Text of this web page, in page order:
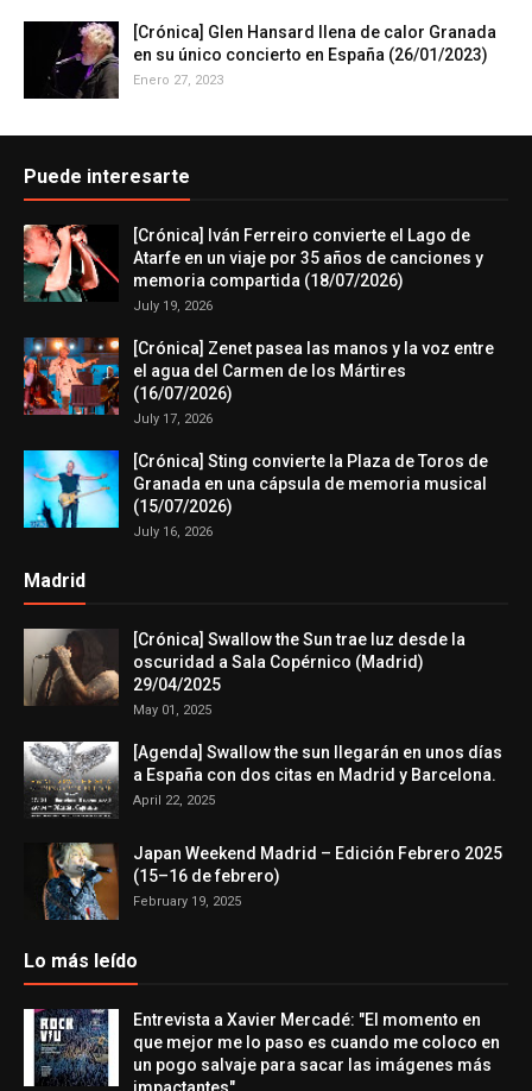
[Crónica] Glen Hansard llena de calor Granada
en su único concierto en España (26/01/2023)
Enero 27, 2023
Puede interesarte
[Crónica] Iván Ferreiro convierte el Lago de
Atarfe en un viaje por 35 años de canciones y
memoria compartida (18/07/2026)
July 19, 2026
[Crónica] Zenet pasea las manos y la voz entre
el agua del Carmen de los Mártires
(16/07/2026)
July 17, 2026
[Crónica] Sting convierte la Plaza de Toros de
Granada en una cápsula de memoria musical
(15/07/2026)
July 16, 2026
Madrid
[Crónica] Swallow the Sun trae luz desde la
oscuridad a Sala Copérnico (Madrid)
29/04/2025
May 01, 2025
[Agenda] Swallow the sun llegarán en unos días
a España con dos citas en Madrid y Barcelona.
April 22, 2025
Japan Weekend Madrid – Edición Febrero 2025
(15–16 de febrero)
February 19, 2025
Lo más leído
Entrevista a Xavier Mercadé: "El momento en
que mejor me lo paso es cuando me coloco en
un pogo salvaje para sacar las imágenes más